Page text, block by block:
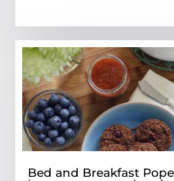
Bed and Breakfast